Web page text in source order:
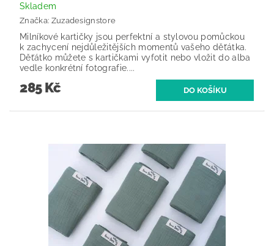
Skladem
Značka: Zuzadesignstore
Milníkové kartičky jsou perfektní a stylovou pomůckou
k zachycení nejdůležitějších momentů vašeho děťátka.
Děťátko můžete s kartičkami vyfotit nebo vložit do alba
vedle konkrétní fotografie....
285 Kč